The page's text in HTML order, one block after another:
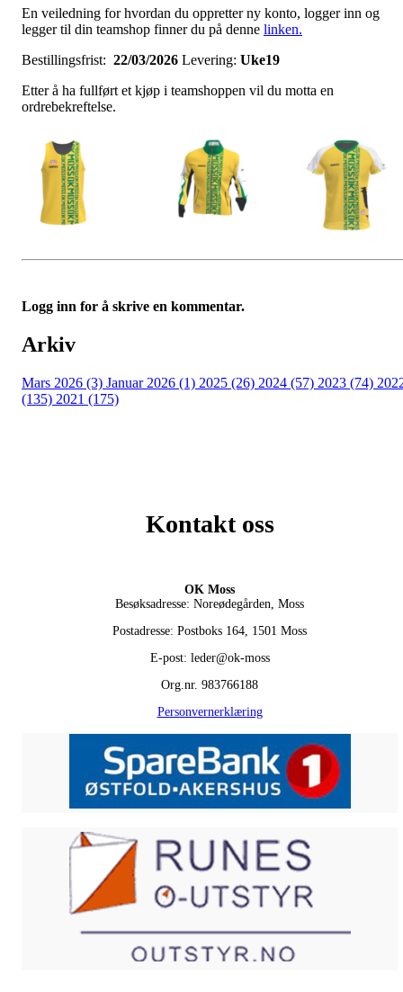
En veiledning for hvordan du oppretter ny konto, logger inn og
legger til din teamshop finner du på denne linken.
Bestillingsfrist: 22/03/2026 Levering: Uke19
Etter å ha fullført et kjøp i teamshoppen vil du motta en
ordrebekreftelse.
Logg inn for å skrive en kommentar.
Arkiv
Mars 2026 (3) Januar 2026 (1) 2025 (26) 2024 (57) 2023 (74)
(135) 2021 (175)
Kontakt oss
OK Moss
Besøksadresse: Noreødegården, Moss
Postadresse: Postboks 164, 1501 Moss
E-post: leder@ok-moss
Org.nr. 983766188
Personvernerklæring